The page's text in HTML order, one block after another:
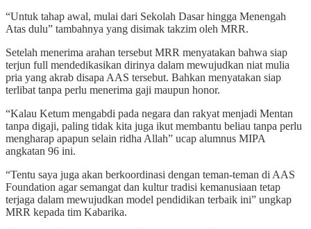
“Untuk tahap awal, mulai dari Sekolah Dasar hingga Menengah
Atas dulu” tambahnya yang disimak takzim oleh MRR.
Setelah menerima arahan tersebut MRR menyatakan bahwa siap
terjun full mendedikasikan dirinya dalam mewujudkan niat mulia
pria yang akrab disapa AAS tersebut. Bahkan menyatakan siap
terlibat tanpa perlu menerima gaji maupun honor.
“Kalau Ketum mengabdi pada negara dan rakyat menjadi Mentan
tanpa digaji, paling tidak kita juga ikut membantu beliau tanpa perlu
mengharap apapun selain ridha Allah” ucap alumnus MIPA
angkatan 96 ini.
“Tentu saya juga akan berkoordinasi dengan teman-teman di AAS
Foundation agar semangat dan kultur tradisi kemanusiaan tetap
terjaga dalam mewujudkan model pendidikan terbaik ini” ungkap
MRR kepada tim Kabarika.